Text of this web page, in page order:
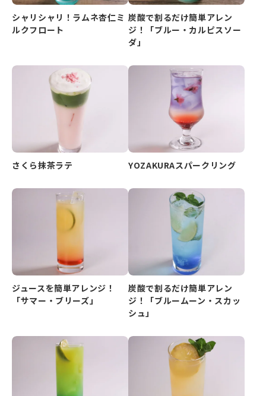
シャリシャリ！ラムネ杏仁ミ
ルクフロート
炭酸で割るだけ簡単アレン
ジ！「ブルー・カルピスソー
ダ」
さくら抹茶ラテ YOZAKURAスパークリング
ジュースを簡単アレンジ！
「サマー・ブリーズ」
炭酸で割るだけ簡単アレン
ジ！「ブルームーン・スカッ
シュ」